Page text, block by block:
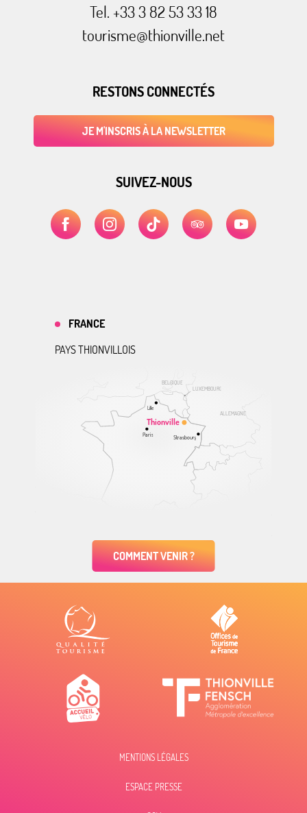
Tel. +33 3 82 53 33 18
tourisme@thionville.net
RESTONS CONNECTÉS
JE M'INSCRIS À LA NEWSLETTER
SUIVEZ-NOUS
ALLEMAGNE
BELGIQUE
LUXEMBOURG
Thionville
Lille
Paris Strasbourg
FRANCE
PAYS THIONVILLOIS
COMMENT VENIR ?
MENTIONS LÉGALES
ESPACE PRESSE